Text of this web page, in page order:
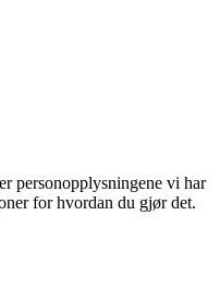
personopplysningene vi har
for hvordan du gjør det.